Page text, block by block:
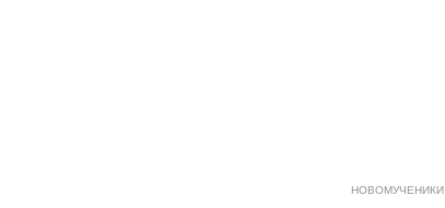
НОВОМУЧЕНИКИ